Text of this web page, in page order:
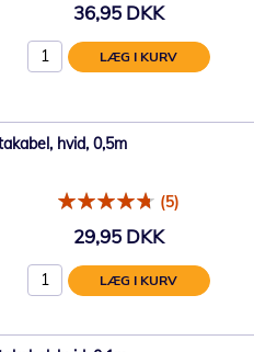
36,95 DKK
LÆG I KURV
hvid, 0,5m
(5)
29,95 DKK
LÆG I KURV